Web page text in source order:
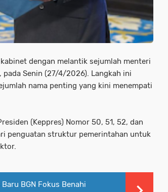
dengan melantik sejumlah menteri
Senin (27/4/2026). Langkah ini
nama penting yang kini menempati
(Keppres) Nomor 50, 51, 52, dan
penguatan struktur pemerintahan untuk
BGN Fokus Benahi